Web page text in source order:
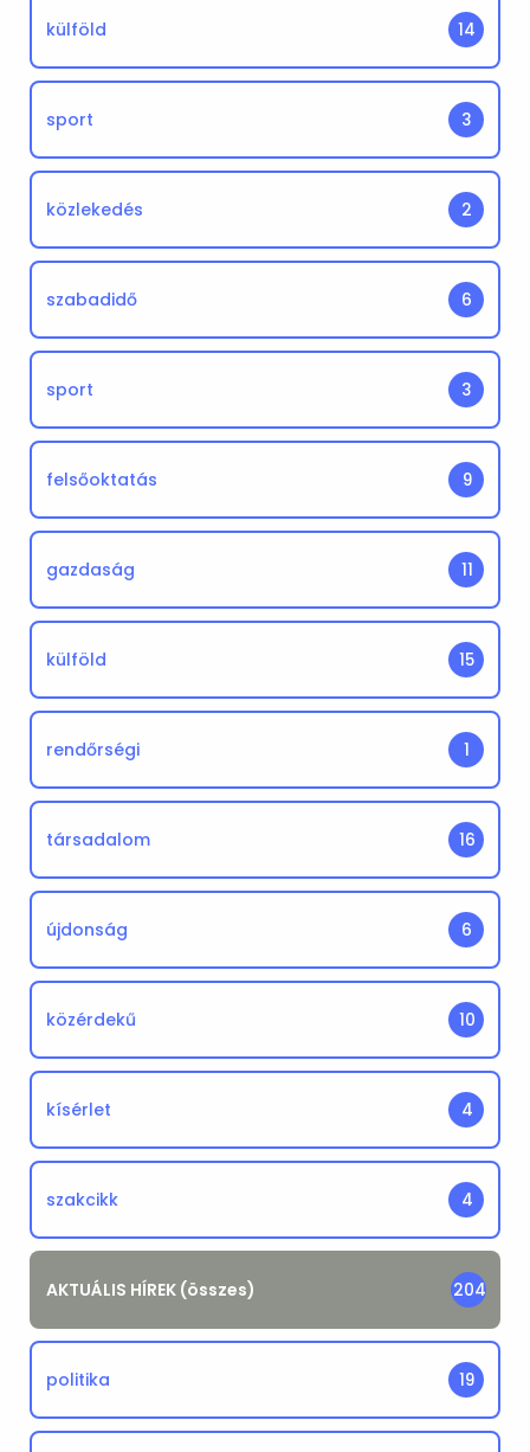
külföld 14
sport 3
közlekedés 2
szabadidő 6
sport 3
felsőoktatás 9
gazdaság 11
külföld 15
rendőrségi 1
társadalom 16
újdonság 6
közérdekű 10
kísérlet 4
szakcikk 4
AKTUÁLIS HÍREK (összes) 204
politika 19